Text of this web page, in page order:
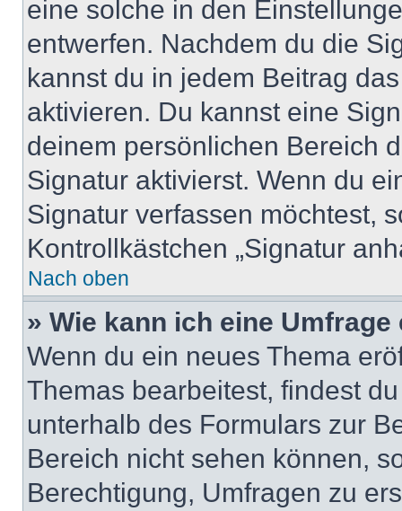
eine solche in den
entwerfen. Nachdem du die
kannst du in jedem Beitrag
aktivieren. Du kannst eine
deinem persönlichen Bereich
Signatur aktivierst. Wenn du
Signatur verfassen möchtest,
Kontrollkästchen „Signatur
Nach oben
» Wie kann ich eine
Wenn du ein neues Thema
Themas bearbeitest, findest
unterhalb des Formulars zur
Bereich nicht sehen können,
Berechtigung, Umfragen zu